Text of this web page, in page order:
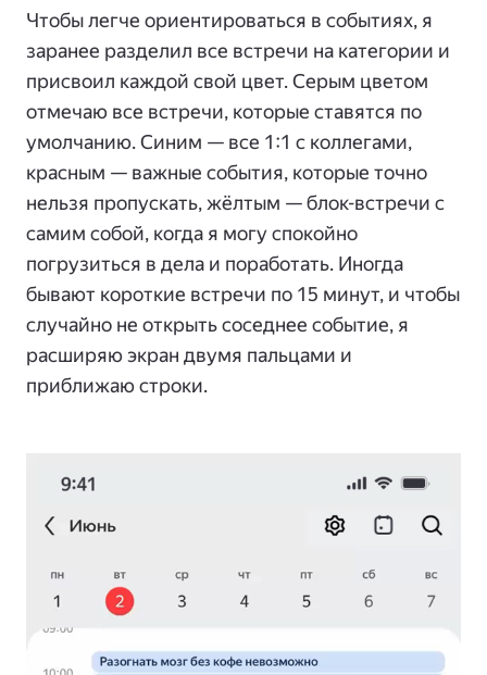
Чтобы легче ориентироваться в событиях, я
заранее разделил все встречи на категории и
присвоил каждой свой цвет. Серым цветом
отмечаю все встречи, которые ставятся по
умолчанию. Синим — все 1:1 с коллегами,
красным — важные события, которые точно
нельзя пропускать, жёлтым — блок-встречи с
самим собой, когда я могу спокойно
погрузиться в дела и поработать. Иногда
бывают короткие встречи по 15 минут, и чтобы
случайно не открыть соседнее событие, я
расширяю экран двумя пальцами и
приближаю строки.